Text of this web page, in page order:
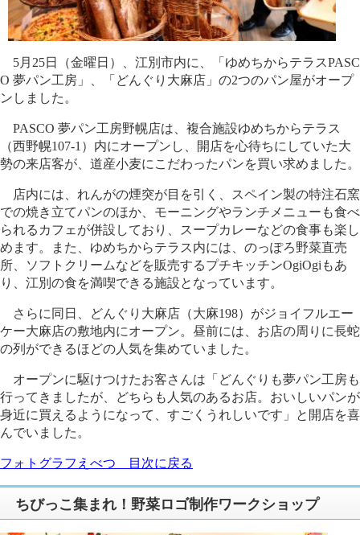
5月25日（金曜日）、江別市内に、「ゆめちからテラスPASC
O 夢パン工房」、「どんぐり大麻店」の2つのパン屋がオープ
ンしました。
PASCO 夢パン工房野幌店は、複合施設ゆめちからテラス
（西野幌107-1）内にオープンし、開店を心待ちにしていた大
勢の来店客が、道産小麦にこだわったパンを買い求めました。
店内には、れんがの煙突が目を引く、スペイン製の特注石窯
での焼き立てパンのほか、モーニングやランチメニューも食べ
られるカフェが併設しており、スープカレーなどの食事も楽し
めます。また、ゆめちからテラス内には、のっぽろ野菜直売
所、ソフトクリームなどを販売するプチキッチンOgiOgiもあ
り、江別の食を満喫できる施設となっています。
さらに同日、どんぐり大麻店（大麻198）がジョイフルエー
ケー大麻店の敷地内にオープン。昼前には、お店の周りに長蛇
の列ができるほどの人気を集めていました。
オープンに駆けつけたお客さんは「どんぐりも夢パン工房も
行ってきましたが、どちらも人気のあるお店。おいしいパンが
身近に買えるようになって、すごくうれしいです」と開店を喜
んでいました。
フォトグラフえべつ 目次に戻る
ちびっこ集まれ！野菜ロゴ制作ワークショップ